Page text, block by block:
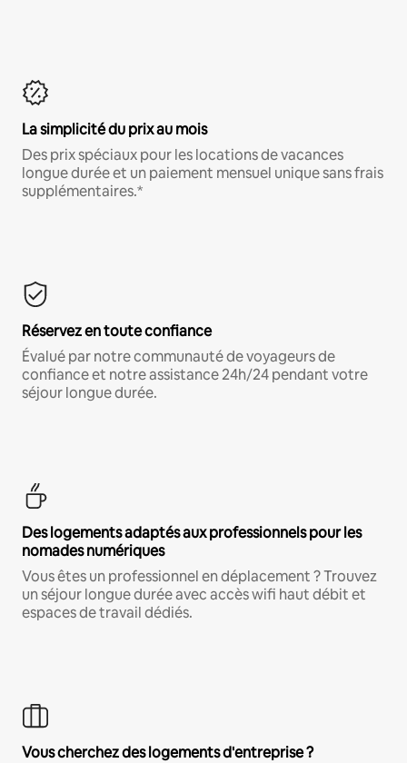
La simplicité du prix au mois
Des prix spéciaux pour les locations de vacances
longue durée et un paiement mensuel unique sans frais
supplémentaires.*
Réservez en toute confiance
Évalué par notre communauté de voyageurs de
confiance et notre assistance 24h/24 pendant votre
séjour longue durée.
Des logements adaptés aux professionnels pour les
nomades numériques
Vous êtes un professionnel en déplacement ? Trouvez
un séjour longue durée avec accès wifi haut débit et
espaces de travail dédiés.
Vous cherchez des logements d'entreprise ?